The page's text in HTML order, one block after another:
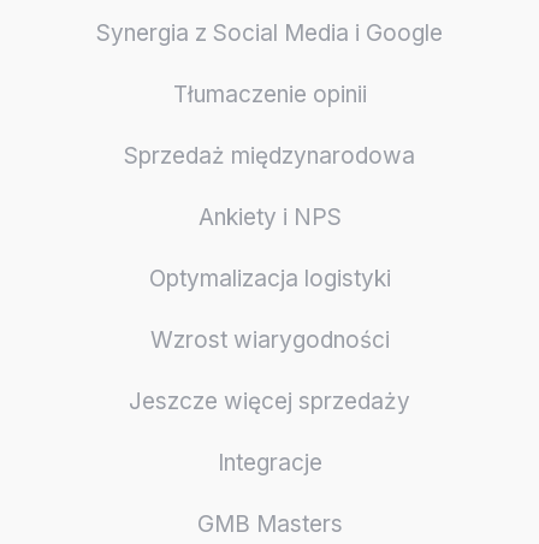
Synergia z Social Media i Google
Tłumaczenie opinii
Sprzedaż międzynarodowa
Ankiety i NPS
Optymalizacja logistyki
Wzrost wiarygodności
Jeszcze więcej sprzedaży
Integracje
GMB Masters